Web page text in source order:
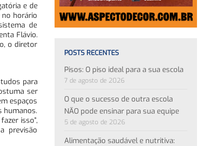
e de
horário
de
Flávio.
o diretor
para
ser
espaços
humanos.
isso”,
previsão
POSTS RECENTES
Pisos: O piso ideal para a sua escola
7 de agosto de 2026
O que o sucesso de outra escola
NÃO pode ensinar para sua equipe
5 de agosto de 2026
Alimentação saudável e nutritiva: